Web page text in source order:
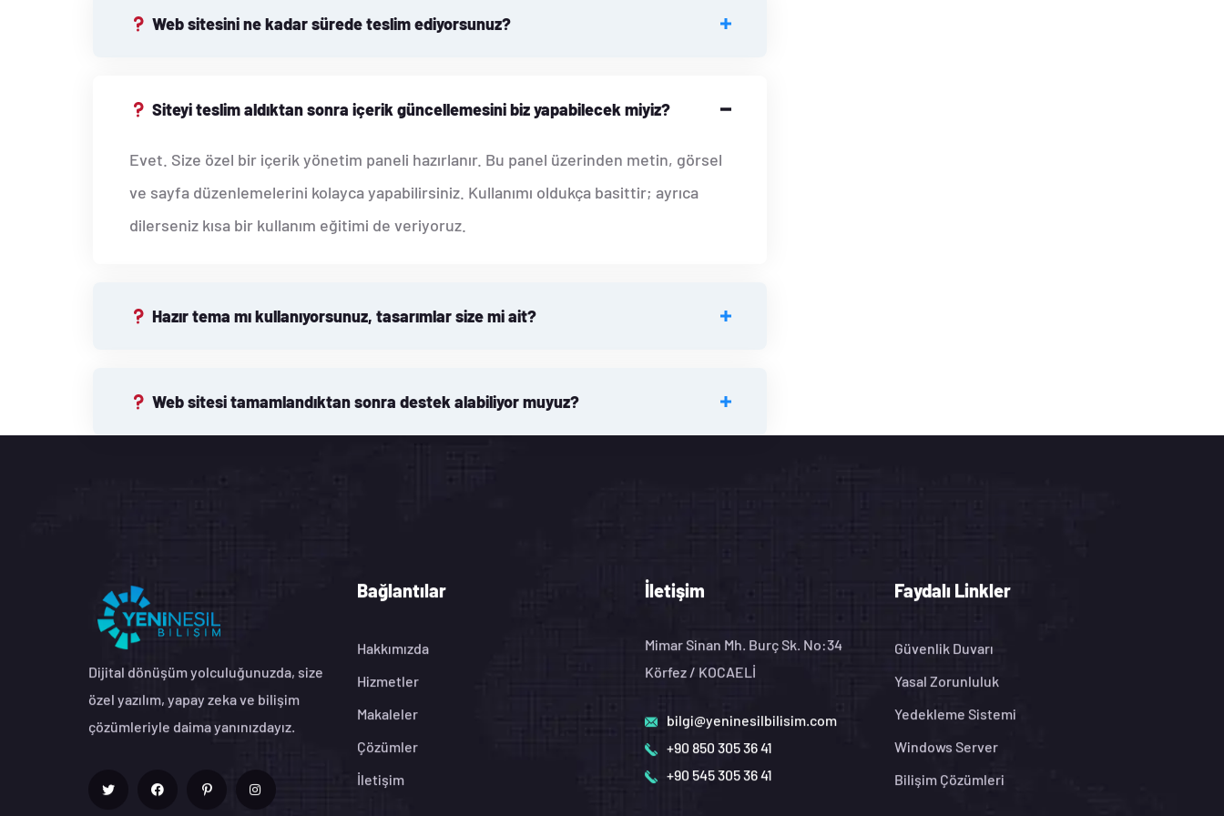
Web sitesini ne kadar sürede teslim ediyorsunuz?
Siteyi teslim aldıktan sonra içerik güncellemesini biz yapabilecek miyiz?
Evet. Size özel bir içerik yönetim paneli hazırlanır. Bu panel üzerinden metin, görsel
ve sayfa düzenlemelerini kolayca yapabilirsiniz. Kullanımı oldukça basittir; ayrıca
dilerseniz kısa bir kullanım eğitimi de veriyoruz.
Hazır tema mı kullanıyorsunuz, tasarımlar size mi ait?
Web sitesi tamamlandıktan sonra destek alabiliyor muyuz?
Dijital dönüşüm yolculuğunuzda, size
özel yazılım, yapay zeka ve bilişim
çözümleriyle daima yanınızdayız.
Bağlantılar
Hakkımızda
Hizmetler
Makaleler
Çözümler
İletişim
İletişim
Mimar Sinan Mh. Burç Sk. No:34
Körfez / KOCAELİ
bilgi@yeninesilbilisim.com
+90 850 305 36 41
+90 545 305 36 41
Faydalı Linkler
Güvenlik Duvarı
Yasal Zorunluluk
Yedekleme Sistemi
Windows Server
Bilişim Çözümleri